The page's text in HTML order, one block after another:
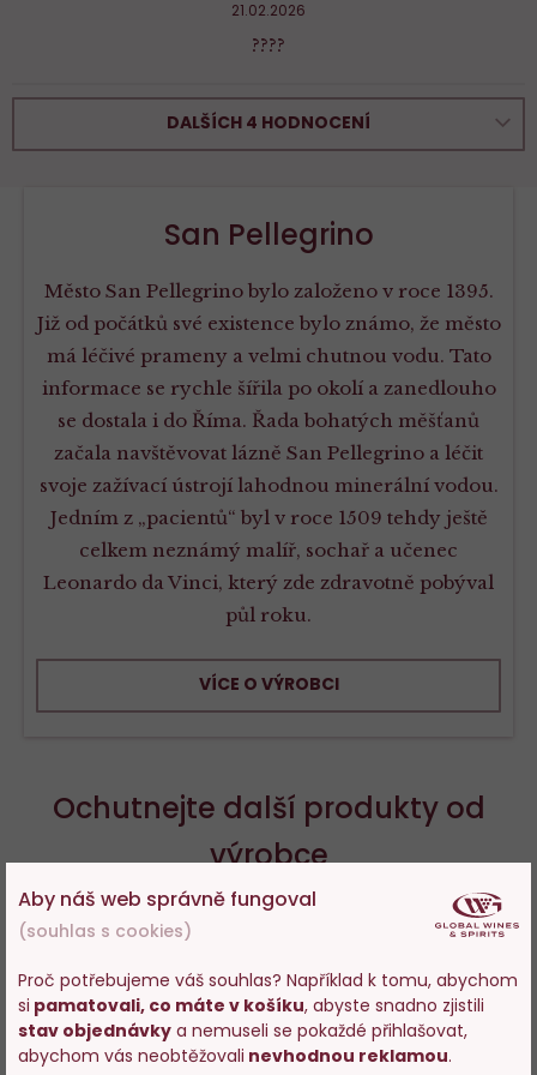
21.02.2026
????
DALŠÍCH 4 HODNOCENÍ
San Pellegrino
Město San Pellegrino bylo založeno v roce 1395.
Již od počátků své existence bylo známo, že město
má léčivé prameny a velmi chutnou vodu. Tato
informace se rychle šířila po okolí a zanedlouho
se dostala i do Říma. Řada bohatých měšťanů
začala navštěvovat lázně San Pellegrino a léčit
svoje zažívací ústrojí lahodnou minerální vodou.
Jedním z „pacientů“ byl v roce 1509 tehdy ještě
celkem neznámý malíř, sochař a učenec
Leonardo da Vinci, který zde zdravotně pobýval
půl roku.
VÍCE O VÝROBCI
Ochutnejte další produkty od
výrobce
Do
oblíbených
Aby náš web správně fungoval
(souhlas s cookies)
Proč potřebujeme váš souhlas? Například k tomu, abychom
si pamatovali, co máte v košíku, abyste snadno zjistili
stav objednávky a nemuseli se pokaždé přihlašovat,
abychom vás neobtěžovali nevhodnou reklamou.
Vstupujete na stránky
s prodejem alkoholu. Prosím